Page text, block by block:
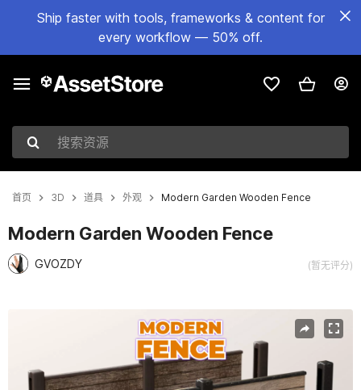
Ship faster with tools, frameworks & content for
every workflow — 50% off.
搜索资源
首页 3D 道具 外观 Modern Garden Wooden Fence
Modern Garden Wooden Fence
GVOZDY (暂无评分)